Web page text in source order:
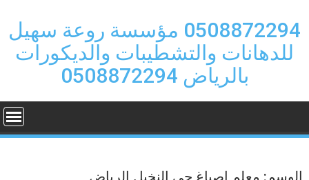
content
0508872294 مؤسسة روعة سهيل
للدهانات والتشطيبات والديكورات
بالرياض 0508872294
الوسم: معلم اصباغ حى النخيل الرياض